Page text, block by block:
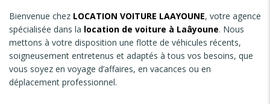
Bienvenue chez LOCATION VOITURE LAAYOUNE, votre agence
spécialisée dans la location de voiture à Laâyoune. Nous
mettons à votre disposition une flotte de véhicules récents,
soigneusement entretenus et adaptés à tous vos besoins, que
vous soyez en voyage d’affaires, en vacances ou en
déplacement professionnel.